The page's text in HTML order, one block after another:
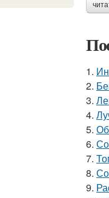
1.
2.
3.
4.
5.
6.
7.
8.
9.